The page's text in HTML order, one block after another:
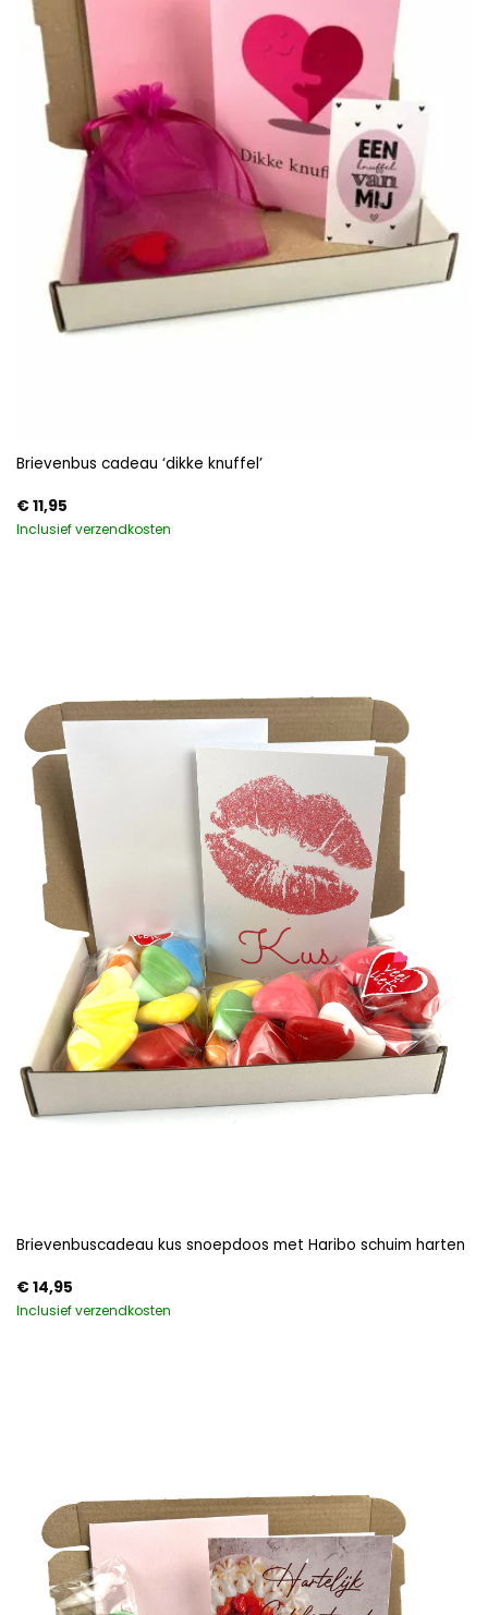
Brievenbus cadeau ‘dikke knuffel’
€11,95
Inclusief verzendkosten
Brievenbuscadeau kus snoepdoos met Haribo schuim harten
€14,95
Inclusief verzendkosten